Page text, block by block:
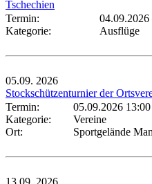
Tschechien
Termin:
04.09.2026
Kategorie:
Ausflüge
05.09. 2026
Stockschützenturnier der
Termin:
05.09.2026
Kategorie:
Vereine
Ort:
Sportgelände
13.09. 2026